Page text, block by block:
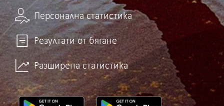
Персонална статистика
Резултати от бягане
Разширена статистика